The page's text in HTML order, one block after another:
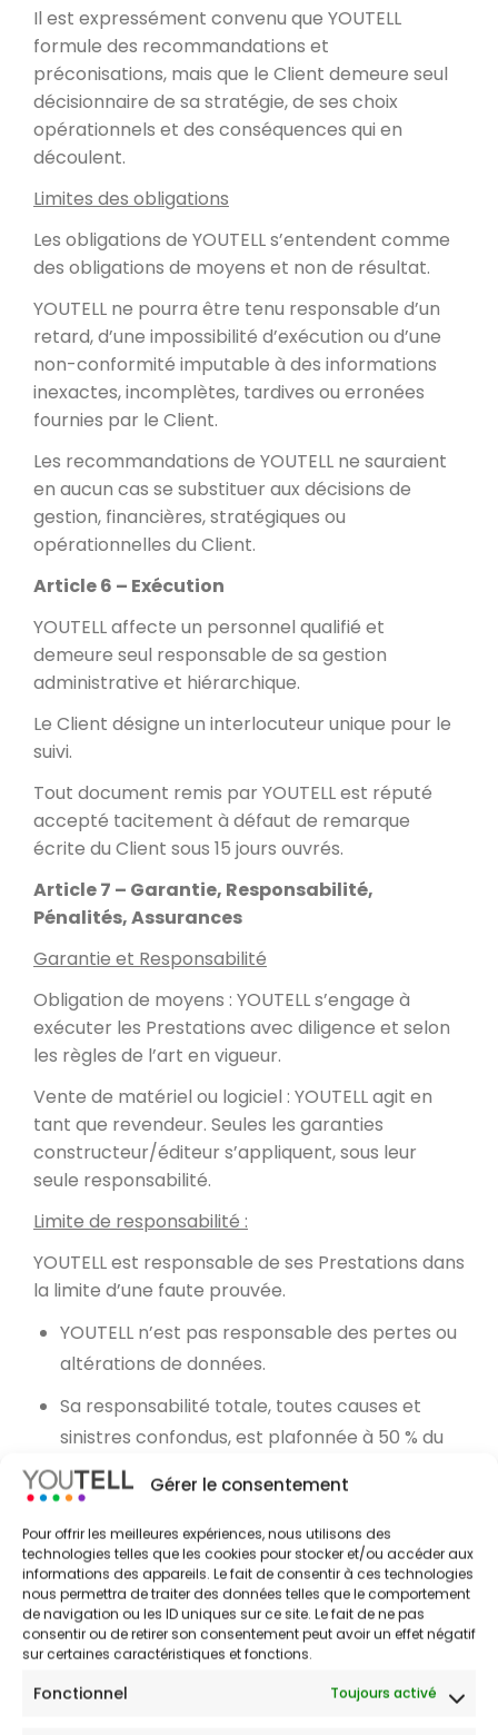
Gérer le consentement
Pour offrir les meilleures expériences, nous utilisons des
technologies telles que les cookies pour stocker et/ou accéder aux
informations des appareils. Le fait de consentir à ces technologies
nous permettra de traiter des données telles que le comportement
de navigation ou les ID uniques sur ce site. Le fait de ne pas
consentir ou de retirer son consentement peut avoir un effet négatif
sur certaines caractéristiques et fonctions.
Fonctionnel Toujours activé
Il est expressément convenu que YOUTELL
formule des recommandations et
préconisations, mais que le Client demeure seul
décisionnaire de sa stratégie, de ses choix
opérationnels et des conséquences qui en
découlent.
Limites des obligations
Les obligations de YOUTELL s’entendent comme
des obligations de moyens et non de résultat.
YOUTELL ne pourra être tenu responsable d’un
retard, d’une impossibilité d’exécution ou d’une
non-conformité imputable à des informations
inexactes, incomplètes, tardives ou erronées
fournies par le Client.
Les recommandations de YOUTELL ne sauraient
en aucun cas se substituer aux décisions de
gestion, financières, stratégiques ou
opérationnelles du Client.
Article 6 – Exécution
YOUTELL affecte un personnel qualifié et
demeure seul responsable de sa gestion
administrative et hiérarchique.
Le Client désigne un interlocuteur unique pour le
suivi.
Tout document remis par YOUTELL est réputé
accepté tacitement à défaut de remarque
écrite du Client sous 15 jours ouvrés.
Article 7 – Garantie, Responsabilité,
Pénalités, Assurances
Garantie et Responsabilité
Obligation de moyens : YOUTELL s’engage à
exécuter les Prestations avec diligence et selon
les règles de l’art en vigueur.
Vente de matériel ou logiciel : YOUTELL agit en
tant que revendeur. Seules les garanties
constructeur/éditeur s’appliquent, sous leur
seule responsabilité.
Limite de responsabilité :
YOUTELL est responsable de ses Prestations dans
la limite d’une faute prouvée.
YOUTELL n’est pas responsable des pertes ou
altérations de données.
Sa responsabilité totale, toutes causes et
sinistres confondus, est plafonnée à 50 % du
montant total facturé au Client au cours de
l’année civile concernée.
L’action en réparation doit être engagée dans
l’année suivant le dommage, et au plus tard
dans un délai de 2 ans à compter de sa
connaissance.
Exclusions :